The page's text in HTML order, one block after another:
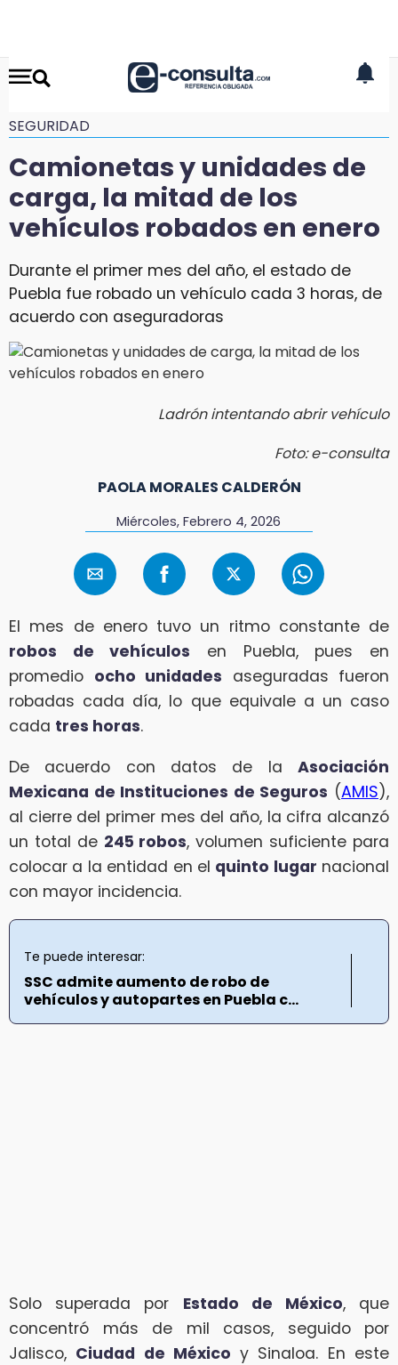
SEGURIDAD
Camionetas y unidades de
carga, la mitad de los
vehículos robados en enero
Durante el primer mes del año, el estado de
Puebla fue robado un vehículo cada 3 horas, de
acuerdo con aseguradoras
Ladrón intentando abrir vehículo
Foto: e-consulta
PAOLA MORALES CALDERÓN
Miércoles, Febrero 4, 2026
El mes de enero tuvo un ritmo constante de
robos de vehículos en Puebla, pues en
promedio ocho unidades aseguradas fueron
robadas cada día, lo que equivale a un caso
cada tres horas.
De acuerdo con datos de la Asociación
Mexicana de Instituciones de Seguros (AMIS),
al cierre del primer mes del año, la cifra alcanzó
un total de 245 robos, volumen suficiente para
colocar a la entidad en el quinto lugar nacional
con mayor incidencia.
Te puede interesar:
SSC admite aumento de robo de
vehículos y autopartes en Puebla c...
Solo superada por Estado de México, que
concentró más de mil casos, seguido por
Jalisco, Ciudad de México y Sinaloa. En este